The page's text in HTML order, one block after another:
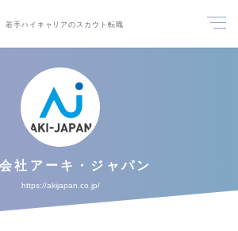
若手ハイキャリアのスカウト転職
社アーキ・ジャパン
https://akijapan.co.jp/